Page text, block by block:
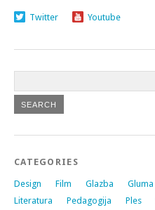
Twitter Youtube
CATEGORIES
Design Film Glazba Gluma
Literatura
Pedagogija Ples